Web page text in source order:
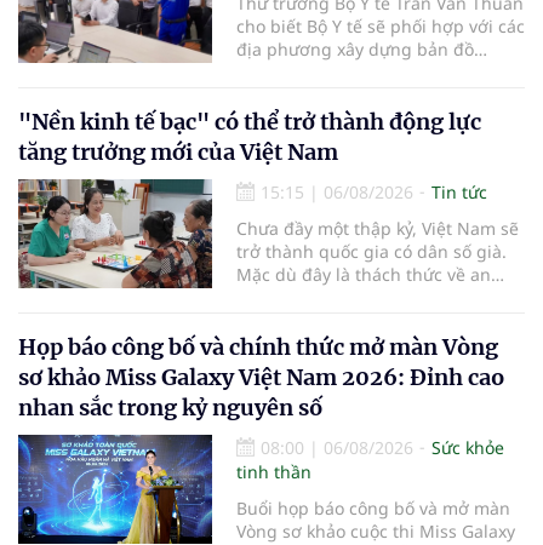
cho biết Bộ Y tế sẽ phối hợp với các
địa phương xây dựng bản đồ
thiện cơ chế tài chính và đa dạng
hóa phương tiện nhằm nâng cao
năng lực cấp cứu trước viện trên
phạm vi cả nước.
"Nền kinh tế bạc" có thể trở thành động lực
tăng trưởng mới của Việt Nam
15:15 | 06/08/2026
Tin tức
Chưa đầy một thập kỷ, Việt Nam sẽ
trở thành quốc gia có dân số già.
Mặc dù đây là thách thức về an
có giá trị hàng tỷ USD.
Họp báo công bố và chính thức mở màn Vòng
sơ khảo Miss Galaxy Việt Nam 2026: Đỉnh cao
nhan sắc trong kỷ nguyên số
08:00 | 06/08/2026
Sức khỏe
tinh thần
Buổi họp báo công bố và mở màn
Vòng sơ khảo cuộc thi Miss Galaxy